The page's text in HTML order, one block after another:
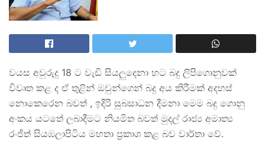
වයස අවුරුදු 18 ට වැඩි සියලුදෙනා හට බදු ලිපිගොනුවක්
විවෘත කළ ද ඒ තුළින් ඔවුන්ගෙන් බදු අය කිරීමක් අදහස්
නොකෙරෙන බවත් , ඉදිරි සුබසාධන දීමනා මෙම බදු ගොනු
අංකය යටතේ ලබාදීමට නියමිත බවත් මුදල් රාජ්‍ය අමාත්‍ය
රංජිත් සියඹලාපිටිය මහතා ප්‍රකාශ කළ බව වාර්තා වේ.